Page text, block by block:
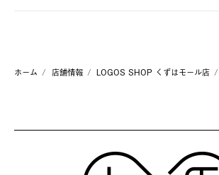
ホーム 店舗情報 LOGOS SHOP くずはモール店